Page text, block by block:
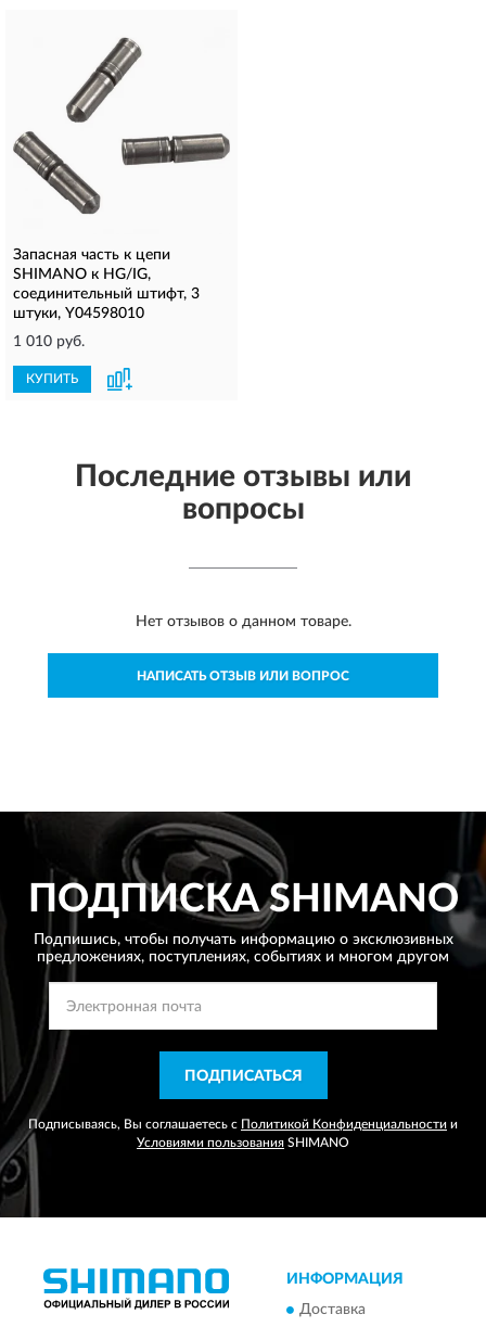
Запасная часть к цепи
SHIMANO к HG/IG,
соединительный штифт, 3
штуки, Y04598010
1 010 руб.
КУПИТЬ
Последние отзывы или
вопросы
Нет отзывов о данном товаре.
НАПИСАТЬ ОТЗЫВ ИЛИ ВОПРОС
ПОДПИСКАSHIMANO
Подпишись, чтобы получать информацию о эксклюзивных
предложениях, поступлениях, событиях и многом другом
ПОДПИСАТЬСЯ
Подписываясь, Вы соглашаетесь с Политикой Конфиденциальности и
Условиями пользования SHIMANO
ИНФОРМАЦИЯ
Доставка